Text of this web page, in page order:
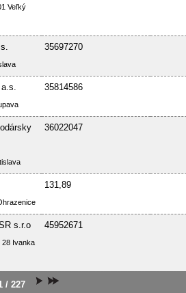
Veľký
35697270
35814586
36022047
131,89
s.r.o
28 Ivanka
45952671
/ 227